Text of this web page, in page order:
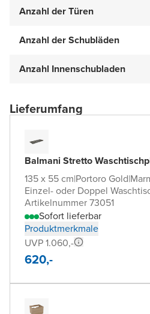
Anzahl der Türen
Anzahl der Schubläden
Anzahl Innenschubladen
Lieferumfang
Balmani Stretto
135 x 55 cm|Portoro Gold|
Einzel- oder Doppel
Artikelnummer 73051
Sofort lieferbar
Produktmerkmale
UVP 1.060,-
620,-